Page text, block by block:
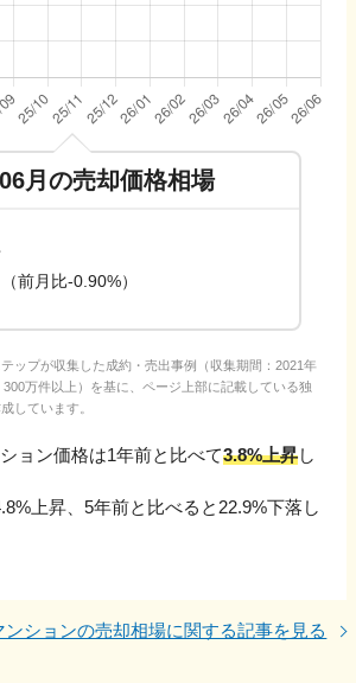
月の売却価格相場
前月比-0.90%）
ップが収集した成約・売出事例（収集期間：2021年
300万件以上）を基に、ページ上部に記載している独
しています。
ョン価格は1年前と比べて3.8%上昇し
上昇 5年前と比べると 22.9%下落 し
ンションの売却相場に関する記事を見る